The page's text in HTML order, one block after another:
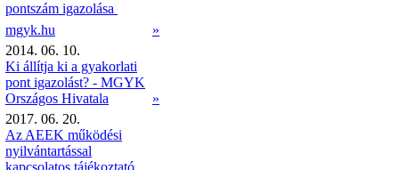
pontszám igazolása 
mgyk.hu
»
2014. 06. 10.
Ki állítja ki a gyakorlati
pont igazolást? - MGYK
Országos Hivatala
»
2017. 06. 20.
Az AEEK működési
nyilvántartással
kapcsolatos tájékoztató